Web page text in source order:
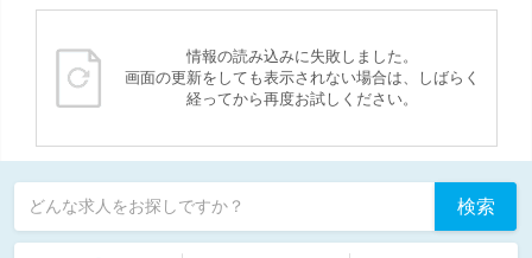
情報の読み込みに失敗しました。
画面の更新をしても表示されない場合は、しばらく
経ってから再度お試しください。
どんな求人をお探しですか？ 検索